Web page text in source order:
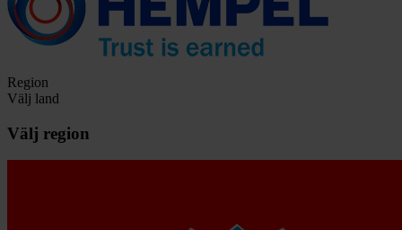
Region
Välj land
Välj region